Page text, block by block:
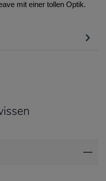
mit einer tollen Optik.